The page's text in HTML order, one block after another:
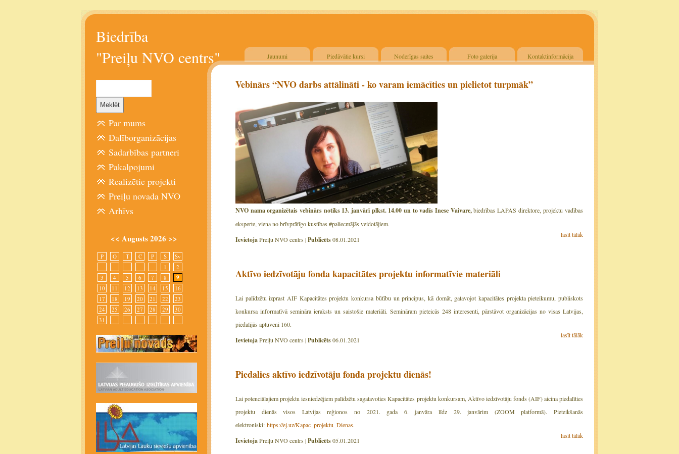
Biedrība
"Preiļu NVO centrs"
Jaunumi Piedāvātie kursi Noderīgas saites Foto galerija Kontaktinformācija
Vebinārs “NVO darbs attālināti - ko varam iemācīties un pielietot turpmāk”
NVO nama organizētais vebinārs notiks 13. janvārī plkst. 14.00 un to vadīs Inese Vaivare,biedrības LAPAS direktore, projektu vadības
eksperte, viena no brīvprātīgo kustības #paliecmājās veidotājiem.
lasīt tālāk
IevietojaPreiļu NVO centrs |Publicēts08.01.2021
Aktīvo iedzīvotāju fonda kapacitātes projektu informatīvie materiāli
Lai palīdzētu izprast AIF Kapacitātes projektu konkursa būtību un principus, kā domāt, gatavojot kapacitātes projekta pieteikumu, publiskots
konkursa informatīvā semināra ieraksts un saistošie materiāli. Semināram pieteicās 248 interesenti, pārstāvot organizācijas no visas Latvijas,
piedalījās aptuveni 160.
lasīt tālāk
IevietojaPreiļu NVO centrs |Publicēts06.01.2021
Piedalies aktīvo iedzīvotāju fonda projektu dienās!
Lai potenciālajiem projektu iesniedzējiem palīdzētu sagatavoties Kapacitātes projektu konkursam, Aktīvo iedzīvotāju fonds (AIF) aicina piedalīties
projektu dienās visos Latvijas reģionos no 2021. gada 6. janvāra līdz 29. janvārim (ZOOM platformā). Pieteikšanās
elektroniski: https://ej.uz/Kapac_projektu_Dienas.
lasīt tālāk
IevietojaPreiļu NVO centrs |Publicēts05.01.2021
Par mums
Dalīborganizācijas
Sadarbības partneri
Pakalpojumi
Realizētie projekti
Preiļu novada NVO
Arhīvs
<< Augusts 2026 >>
P O T C P S
Sv
1
2
3
4 5 6 7 8 9
10 11 12 13 14 15
16
17
18 19 20 21 22
23
24
25 26 27 28 29
30
31